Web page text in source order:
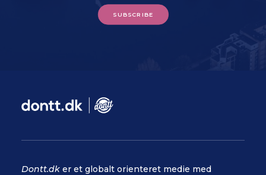
SUBSCRIBE
Dontt.dk er et globalt orienteret medie med